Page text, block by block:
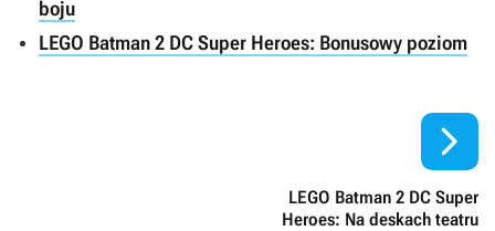
boju
LEGO Batman 2 DC Super Heroes: Bonusowy poziom
LEGO Batman 2 DC Super
Heroes: Na deskach teatru
